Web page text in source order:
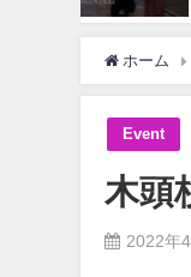
2021年9月8日
ホーム
Event
木頭
2022年